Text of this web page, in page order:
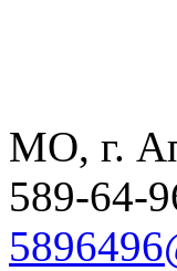
МО, г.
589-64-